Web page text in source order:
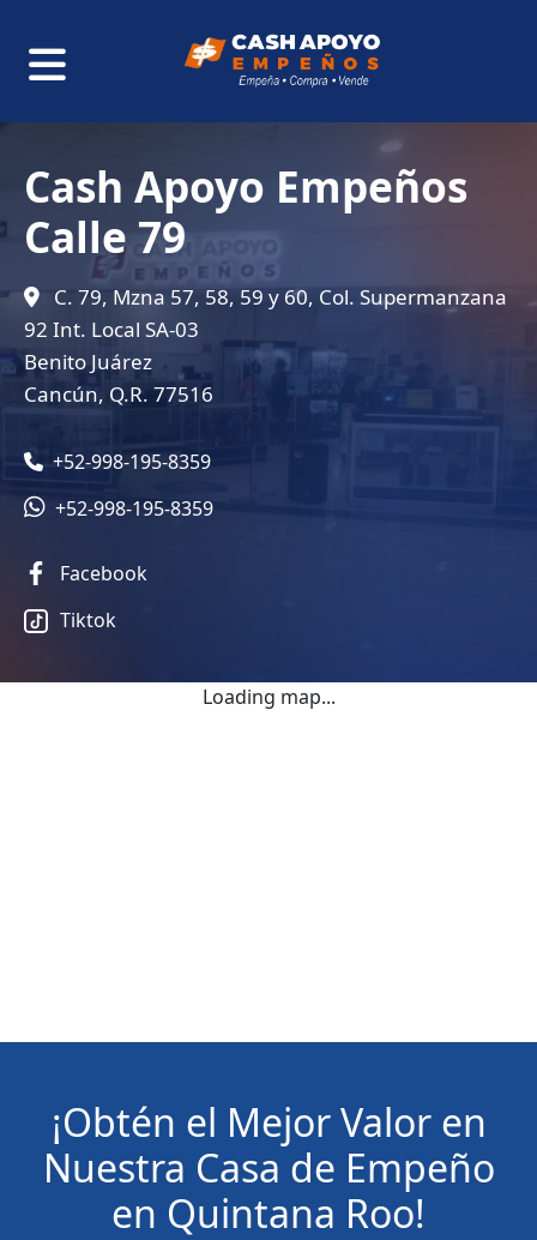
Cash Apoyo Empeños
Calle 79
C. 79, Mzna 57, 58, 59 y 60, Col. Supermanzana
92 Int. Local SA-03
Benito Juárez
Cancún, Q.R. 77516
+52-998-195-8359
+52-998-195-8359
Facebook
Tiktok
Loading map...
¡Obtén el Mejor Valor en
Nuestra Casa de Empeño
en Quintana Roo!